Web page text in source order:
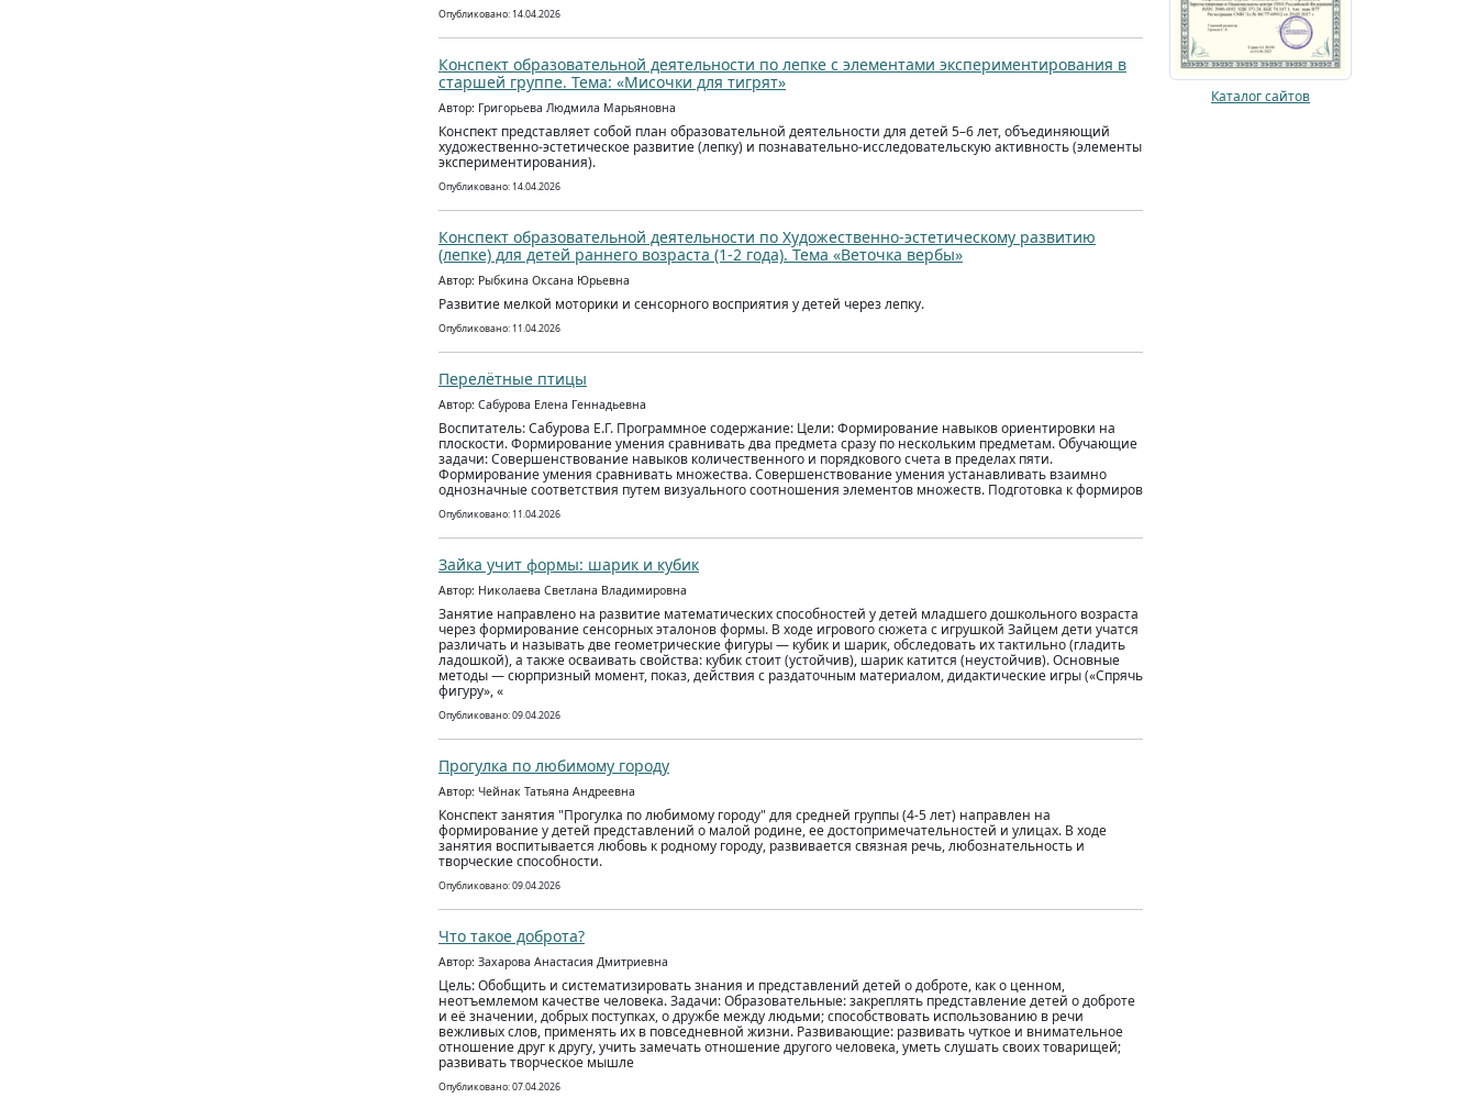
Опубликовано: 14.04.2026
Конспект образовательной деятельности по лепке с элементами экспериментирования в
старшей группе. Тема: «Мисочки для тигрят»
Автор: Григорьева Людмила Марьяновна
Конспект представляет собой план образовательной деятельности для детей 5–6 лет, объединяющий
художественно‑эстетическое развитие (лепку) и познавательно‑исследовательскую активность (элементы
экспериментирования).
Опубликовано: 14.04.2026
Конспект образовательной деятельности по Художественно-эстетическому развитию
(лепке) для детей раннего возраста (1-2 года). Тема «Веточка вербы»
Автор: Рыбкина Оксана Юрьевна
Развитие мелкой моторики и сенсорного восприятия у детей через лепку.
Опубликовано: 11.04.2026
Перелётные птицы
Автор: Сабурова Елена Геннадьевна
Воспитатель: Сабурова Е.Г. Программное содержание: Цели: Формирование навыков ориентировки на
плоскости. Формирование умения сравнивать два предмета сразу по нескольким предметам. Обучающие
задачи: Совершенствование навыков количественного и порядкового счета в пределах пяти.
Формирование умения сравнивать множества. Совершенствование умения устанавливать взаимно
однозначные соответствия путем визуального соотношения элементов множеств. Подготовка к формиров
Опубликовано: 11.04.2026
Зайка учит формы: шарик и кубик
Автор: Николаева Светлана Владимировна
Занятие направлено на развитие математических способностей у детей младшего дошкольного возраста
через формирование сенсорных эталонов формы. В ходе игрового сюжета с игрушкой Зайцем дети учатся
различать и называть две геометрические фигуры — кубик и шарик, обследовать их тактильно (гладить
ладошкой), а также осваивать свойства: кубик стоит (устойчив), шарик катится (неустойчив). Основные
методы — сюрпризный момент, показ, действия с раздаточным материалом, дидактические игры («Спрячь
фигуру», «
Опубликовано: 09.04.2026
Прогулка по любимому городу
Автор: Чейнак Татьяна Андреевна
Конспект занятия "Прогулка по любимому городу" для средней группы (4-5 лет) направлен на
формирование у детей представлений о малой родине, ее достопримечательностей и улицах. В ходе
занятия воспитывается любовь к родному городу, развивается связная речь, любознательность и
творческие способности.
Опубликовано: 09.04.2026
Что такое доброта?
Автор: Захарова Анастасия Дмитриевна
Цель: Обобщить и систематизировать знания и представлений детей о доброте, как о ценном,
неотъемлемом качестве человека. Задачи: Образовательные: закреплять представление детей о доброте
и её значении, добрых поступках, о дружбе между людьми; способствовать использованию в речи
вежливых слов, применять их в повседневной жизни. Развивающие: развивать чуткое и внимательное
отношение друг к другу, учить замечать отношение другого человека, уметь слушать своих товарищей;
развивать творческое мышле
Опубликовано: 07.04.2026
Каталог сайтов